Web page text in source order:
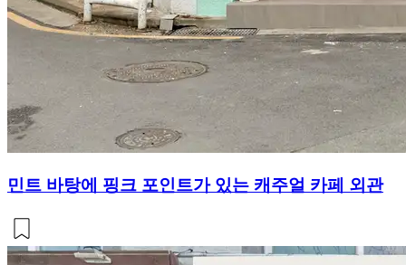
민트 바탕에 핑크 포인트가 있는 캐주얼 카페 외관